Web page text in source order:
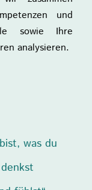
und
sowie Ihre
analysieren.
was du
denkst